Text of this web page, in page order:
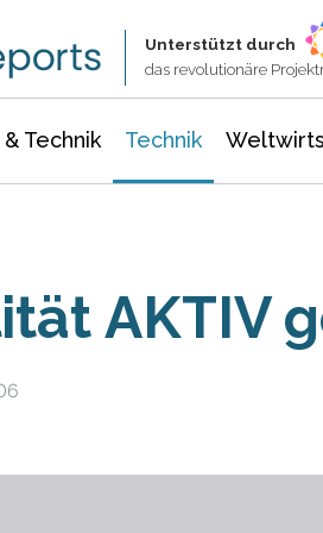
Unterstützt durch
das revolutionäre
Technik Technik
AKTIV